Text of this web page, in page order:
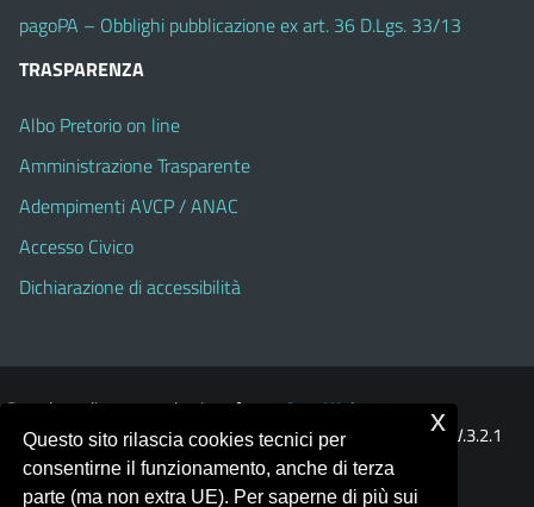
pagoPA – Obblighi pubblicazione ex art. 36 D.Lgs. 33/13
TRASPARENZA
Albo Pretorio on line
Amministrazione Trasparente
Adempimenti AVCP / ANAC
Accesso Civico
Dichiarazione di accessibilità
Portale realizzato con la piattaformaArgo Web 4.0
Template Italia configurato sul tema accessibile
EduTheme V.3.2.1
(Alioth)
Questo sito rilascia cookies tecnici per
consentirne il funzionamento, anche di terza
parte (ma non extra UE). Per saperne di più sui
x